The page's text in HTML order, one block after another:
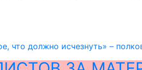
что должно исчезнуть» –